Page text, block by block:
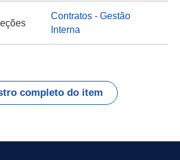
Contratos - Gestão
Interna
completo do item